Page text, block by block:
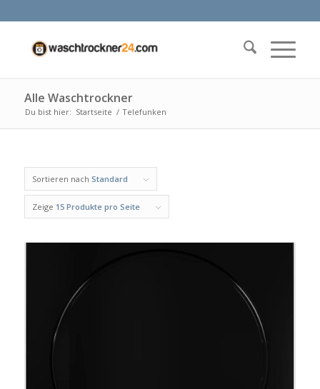
Alle Waschtrockner
Du bist hier: Startseite / Telefunken
Sortieren nach Standard
Zeige 15 Produkte pro Seite